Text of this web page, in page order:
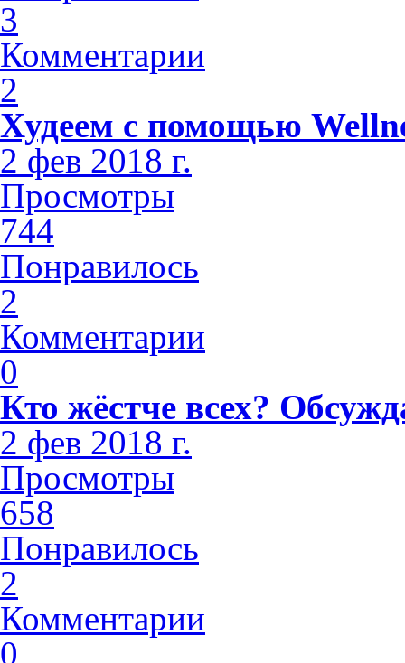
3
Комментарии
2
Худеем с помощью
2 фев 2018 г.
Просмотры
744
Понравилось
2
Комментарии
0
Кто жёстче всех?
2 фев 2018 г.
Просмотры
658
Понравилось
2
Комментарии
0